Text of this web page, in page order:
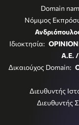
Domain
Νόμιμος
Ιδιοκτησία:
Α.Ε. /
Δικαιούχος Domain:
Διευθυντής
Διευθυντής